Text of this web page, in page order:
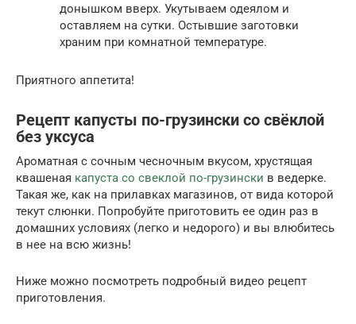
донышком вверх. Укутываем одеялом и
оставляем на сутки. Остывшие заготовки
храним при комнатной температуре.
Приятного аппетита!
Рецепт капусты по-грузински со свёклой
без уксуса
Ароматная с сочным чесночным вкусом, хрустящая
квашеная капуста со свеклой по-грузински в ведерке.
Такая же, как на прилавках магазинов, от вида которой
текут слюнки. Попробуйте приготовить ее один раз в
домашних условиях (легко и недорого) и вы влюбитесь
в нее на всю жизнь!
Ниже можно посмотреть подробный видео рецепт
приготовления.